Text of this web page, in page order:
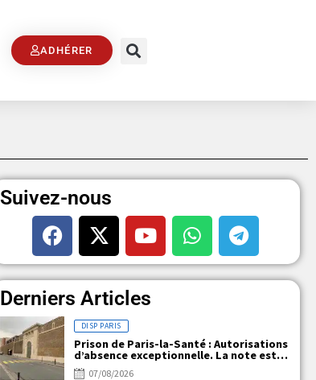
ADHÉRER
Suivez-nous
Derniers Articles
DISP PARIS
Prison de Paris-la-Santé : Autorisations
d’absence exceptionnelle. La note est
claire, mais la réalité ne l’est pas !
07/08/2026